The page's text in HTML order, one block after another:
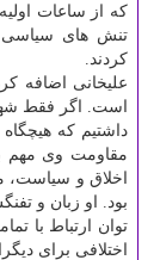
كه از ساعات
تنش های سیاسی
كردند.
علیخانی اضافه
است. اگر فقط
داشتیم كه
مقاومت وی مهم
اخلاق و سیاست،
بود. او زبان و
توان ارتباط با
اختلافی برای